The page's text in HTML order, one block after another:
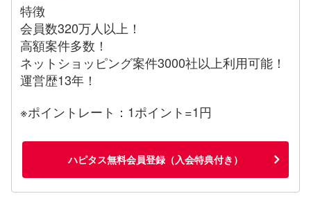
特徴
会員数320万人以上！
高額案件多数！
ネットショッピング案件3000社以上利用可能！
運営歴13年！
※ポイントレート：1ポイント=1円
ハピタス無料会員登録（入会特典付き）